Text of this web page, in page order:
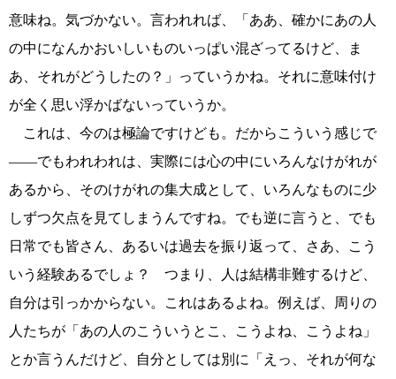
意味ね。気づかない。言われれば、「ああ、確かにあの人
の中になんかおいしいものいっぱい混ざってるけど、ま
あ、それがどうしたの？」っていうかね。それに意味付け
が全く思い浮かばないっていうか。
これは、今のは極論ですけども。だからこういう感じで
――でもわれわれは、実際には心の中にいろんなけがれが
あるから、そのけがれの集大成として、いろんなものに少
しずつ欠点を見てしまうんですね。でも逆に言うと、でも
日常でも皆さん、あるいは過去を振り返って、さあ、こう
いう経験あるでしょ？ つまり、人は結構非難するけど、
自分は引っかからない。これはあるよね。例えば、周りの
人たちが「あの人のこういうとこ、こうよね、こうよね」
とか言うんだけど、自分としては別に「えっ、それが何な